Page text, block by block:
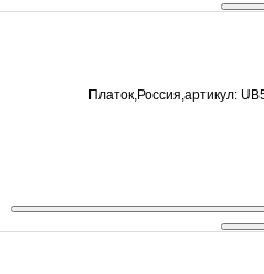
Платок,Россия,артикул: